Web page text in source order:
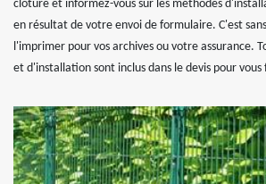
clôture et informez-vous sur les méthodes
en résultat de votre envoi de formulaire. C'est
l'imprimer pour vos archives ou votre assurance.
et d'installation sont inclus dans le devis pour